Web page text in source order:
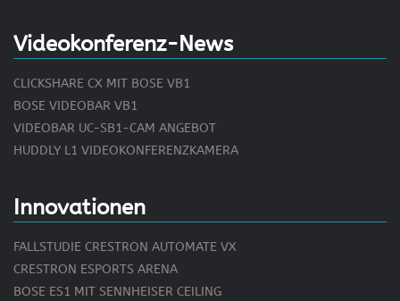
Videokonferenz-News
Innovationen
CLICKSHARE CX MIT BOSE VB1
BOSE VIDEOBAR VB1
VIDEOBAR UC-SB1-CAM ANGEBOT
HUDDLY L1 VIDEOKONFERENZKAMERA
FALLSTUDIE CRESTRON AUTOMATE VX
CRESTRON ESPORTS ARENA
BOSE ES1 MIT SENNHEISER CEILING